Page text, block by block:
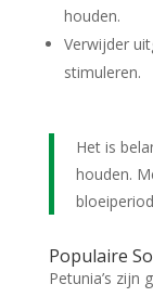
houden.
Verwijder
stimuleren.
Het is
houden.
Populaire
Petunia’s zijn